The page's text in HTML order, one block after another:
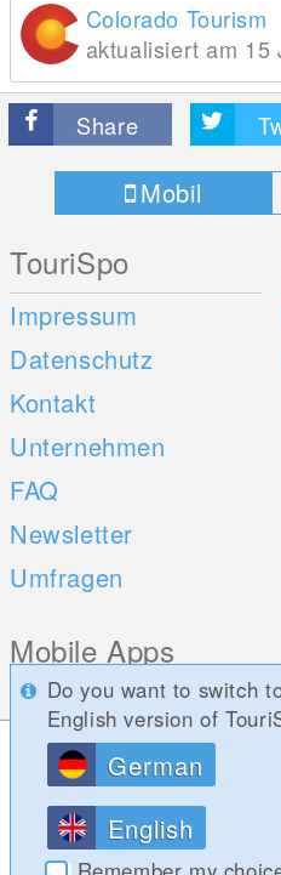
Colorado Tourism
aktualisiert am 15
Share
Mobil
TouriSpo
Impressum
Datenschutz
Kontakt
Unternehmen
FAQ
Newsletter
Umfragen
Mobile Apps
iOS
Android
Do you want to switch
English version of
German
English
Diese Website
die bestmögliche
können.